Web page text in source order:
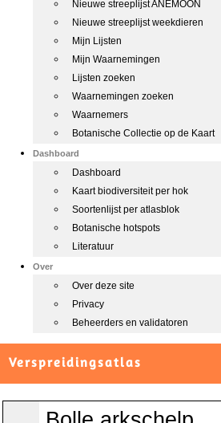
Nieuwe streeplijst ANEMOON
Nieuwe streeplijst weekdieren
Mijn Lijsten
Mijn Waarnemingen
Lijsten zoeken
Waarnemingen zoeken
Waarnemers
Botanische Collectie op de Kaart
Dashboard
Dashboard
Kaart biodiversiteit per hok
Soortenlijst per atlasblok
Botanische hotspots
Literatuur
Over
Over deze site
Privacy
Beheerders en validatoren
Verspreidingsatlas